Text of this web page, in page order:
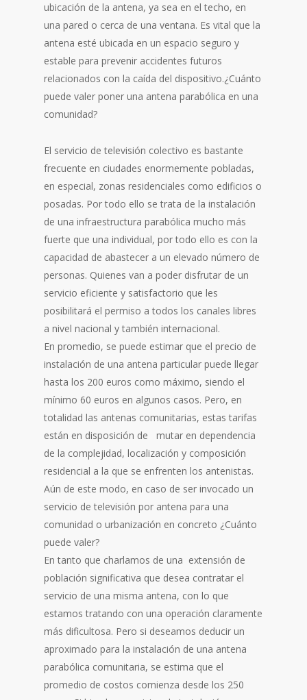
ubicación de la antena, ya sea en el techo, en
una pared o cerca de una ventana. Es vital que la
antena esté ubicada en un espacio seguro y
estable para prevenir accidentes futuros
relacionados con la caída del dispositivo.¿Cuánto
puede valer poner una antena parabólica en una
comunidad?
El servicio de televisión colectivo es bastante
frecuente en ciudades enormemente pobladas,
en especial, zonas residenciales como edificios o
posadas. Por todo ello se trata de la instalación
de una infraestructura parabólica mucho más
fuerte que una individual, por todo ello es con la
capacidad de abastecer a un elevado número de
personas. Quienes van a poder disfrutar de un
servicio eficiente y satisfactorio que les
posibilitará el permiso a todos los canales libres
a nivel nacional y también internacional.
En promedio, se puede estimar que el precio de
instalación de una antena particular puede llegar
hasta los 200 euros como máximo, siendo el
mínimo 60 euros en algunos casos. Pero, en
totalidad las antenas comunitarias, estas tarifas
están en disposición de mutar en dependencia
de la complejidad, localización y composición
residencial a la que se enfrenten los antenistas.
Aún de este modo, en caso de ser invocado un
servicio de televisión por antena para una
comunidad o urbanización en concreto ¿Cuánto
puede valer?
En tanto que charlamos de una extensión de
población significativa que desea contratar el
servicio de una misma antena, con lo que
estamos tratando con una operación claramente
más dificultosa. Pero si deseamos deducir un
aproximado para la instalación de una antena
parabólica comunitaria, se estima que el
promedio de costos comienza desde los 250